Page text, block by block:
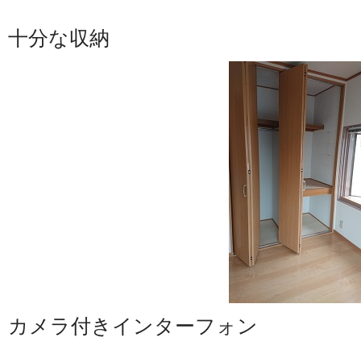
十分な収納
カメラ付きインターフォン